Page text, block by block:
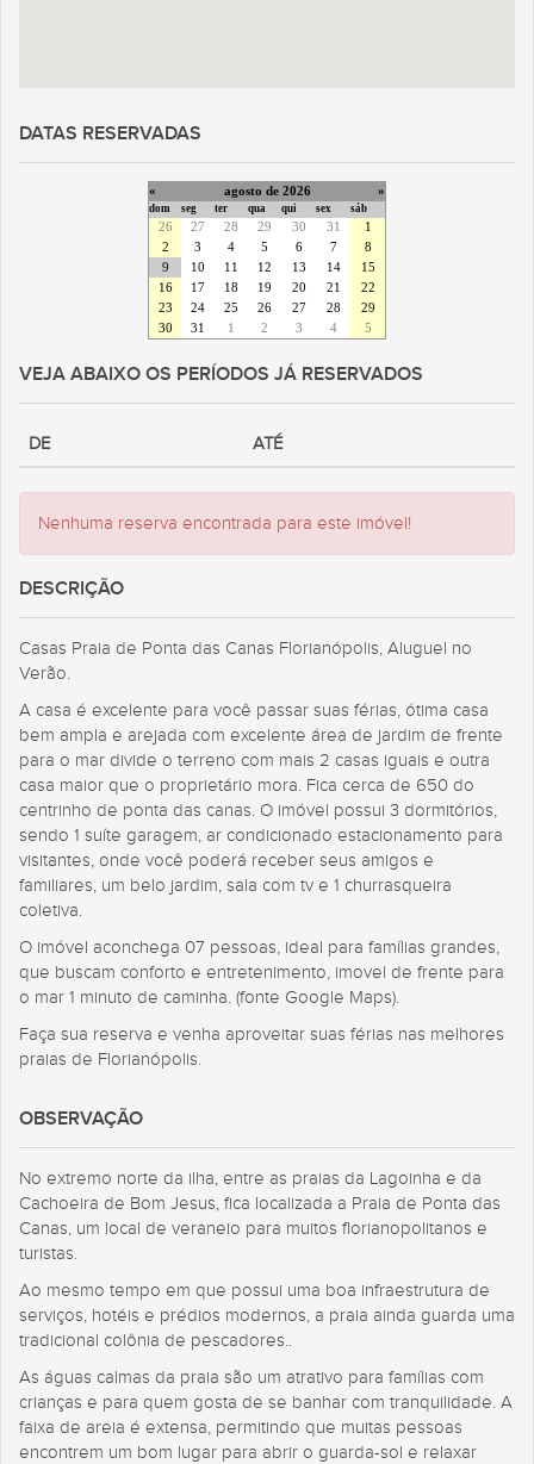
DATAS RESERVADAS
« agosto de 2026 »
dom seg ter qua qui sex sáb
26 27 28 29 30 31
1
2
3 4 5 6 7
8
9
10 11 12 13 14
15
16
17 18 19 20 21
22
23
24 25 26 27 28
29
30
31 1 2 3 4 5
VEJA ABAIXO OS PERÍODOS JÁ RESERVADOS
DE ATÉ
Nenhuma reserva encontrada para este imóvel!
DESCRIÇÃO
Casas Praia de Ponta das Canas Florianópolis, Aluguel no
Verão.
A casa é excelente para você passar suas férias, ótima casa
bem ampla e arejada com excelente área de jardim de frente
para o mar divide o terreno com mais 2 casas iguais e outra
casa maior que o proprietário mora. Fica cerca de 650 do
centrinho de ponta das canas. O imóvel possui 3 dormitórios,
sendo 1 suíte garagem, ar condicionado estacionamento para
visitantes, onde você poderá receber seus amigos e
familiares, um belo jardim, sala com tv e 1 churrasqueira
coletiva.
O imóvel aconchega 07 pessoas, ideal para famílias grandes,
que buscam conforto e entretenimento, imovel de frente para
o mar 1 minuto de caminha. (fonte Google Maps).
Faça sua reserva e venha aproveitar suas férias nas melhores
praias de Florianópolis.
OBSERVAÇÃO
No extremo norte da ilha, entre as praias da Lagoinha e da
Cachoeira de Bom Jesus, fica localizada a Praia de Ponta das
Canas, um local de veraneio para muitos florianopolitanos e
turistas.
Ao mesmo tempo em que possui uma boa infraestrutura de
serviços, hotéis e prédios modernos, a praia ainda guarda uma
tradicional colônia de pescadores..
As águas calmas da praia são um atrativo para famílias com
crianças e para quem gosta de se banhar com tranquilidade. A
faixa de areia é extensa, permitindo que muitas pessoas
encontrem um bom lugar para abrir o guarda-sol e relaxar